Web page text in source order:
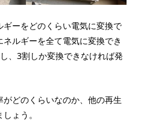
ーをどのくらい電気に変換で
ルギーを全て電気に変換でき
、3割しか変換できなければ発
どのくらいなのか、他の再生
ょう。